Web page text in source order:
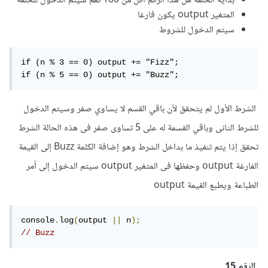
المتغير output يكون فارغا
سيتم الدخول للشروط
if (n % 3 == 0) output += "Fizz";
if (n % 5 == 0) output += "Buzz";
الشرط الأول لم يتحقق لأن باقي القسم لا يساوي صفر وسيتم الدخول
للشرط الثانى وباقي القسمة له على 5 تساوى صفر فى هذه الحالة الشرط
تحقق إذا يتم تنفيذ ما بداخل الشرط وهو إضافة الكلمة Buzz إلى القيمة
الفارغة output وحفظها فى المتغير output سيتم الدخول إلى أمر
الطباعة ويطبع القيمة output
console.log(output n);
// Buzz